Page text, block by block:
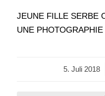
JEUNE FILLE SERBE
UNE
5. Juli 2018
/